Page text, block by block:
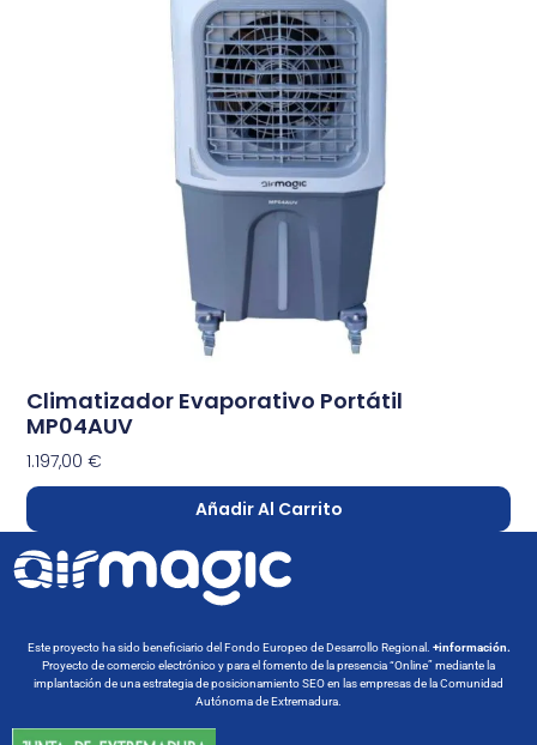
Climatizador Evaporativo Portátil
MP04AUV
1.197,00€
Añadir Al Carrito
Este proyecto ha sido beneficiario del Fondo Europeo de Desarrollo Regional. +información.
Proyecto de comercio electrónico y para el fomento de la presencia “Online” mediante la
implantación de una estrategia de posicionamiento SEO en las empresas de la Comunidad
Autónoma de Extremadura.